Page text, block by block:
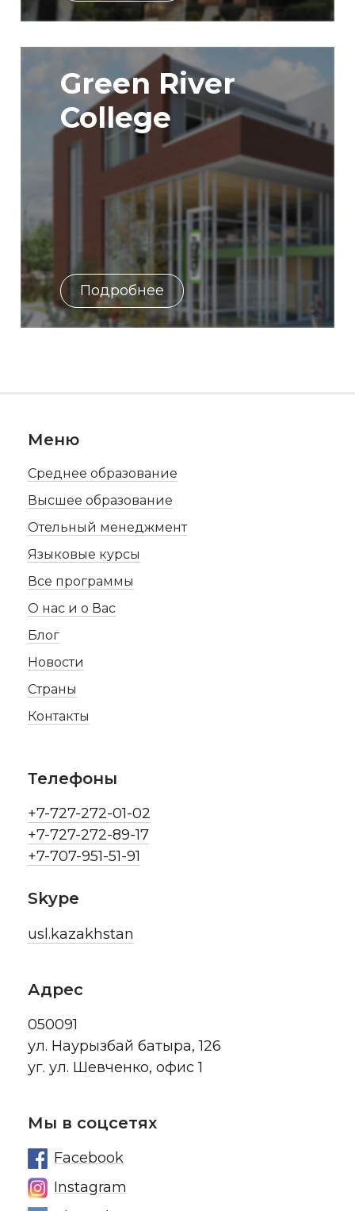
Green River
College
Подробнее
Мы в соцсетях
Facebook
Instagram
Адрес
050091
ул. Наурызбай батыра, 126
уг. ул. Шевченко, офис 1
Телефоны
+7-727-272-01-02
+7-727-272-89-17
+7-707-951-51-91
Skype
usl.kazakhstan
Меню
Среднее образование
Высшее образование
Отельный менеджмент
Языковые курсы
Все программы
О нас и о Вас
Блог
Новости
Страны
Контакты